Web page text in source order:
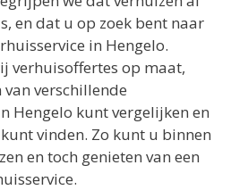
en dat u op zoek bent naar
in Hengelo.
verhuisoffertes op maat,
verschillende
Hengelo kunt vergelijken en
vinden. Zo kunt u binnen
en toch genieten van een